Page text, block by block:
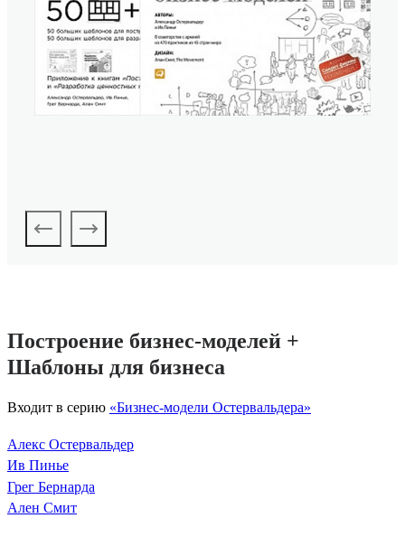
Построение бизнес-моделей +
Шаблоны для бизнеса
Входит в серию «Бизнес-модели Остервальдера»
Алекс Остервальдер
Ив Пинье
Грег Бернарда
Ален Смит